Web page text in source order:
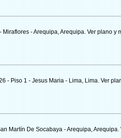
Miraflores - Arequipa, Arequipa. Ver plano y
- Piso 1 - Jesus Maria - Lima, Lima. Ver
Martín De Socabaya - Arequipa, Arequipa.